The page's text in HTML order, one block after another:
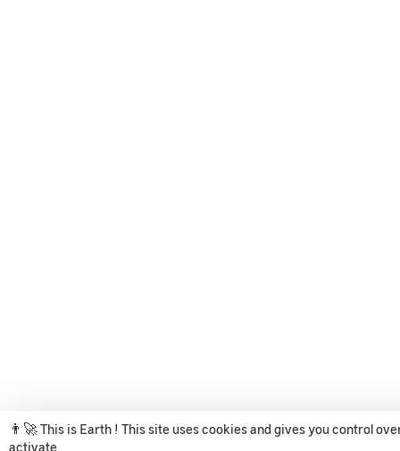
👨‍🚀 This is Earth ! This site uses cookies and gives you control
activate.